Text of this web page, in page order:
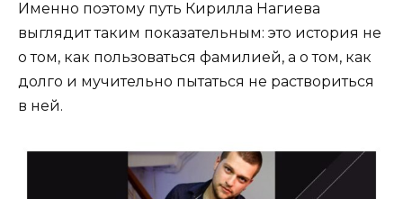
Именно поэтому путь Кирилла Нагиева
выглядит таким показательным: это история не
о том, как пользоваться фамилией, а о том, как
долго и мучительно пытаться не раствориться
в ней.